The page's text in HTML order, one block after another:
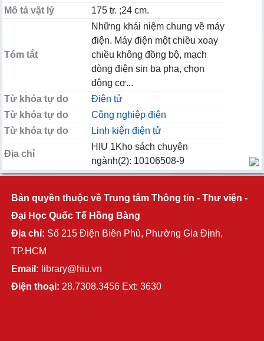
Mô tả vật lý
175 tr. ;24 cm.
Tóm tắt
Những khái niệm chung về máy
điện. Máy điện một chiều xoay
chiều không đồng bộ, mạch
dòng điện sin ba pha, chọn
động cơ...
Từ khóa tự do
Điện tử
Từ khóa tự do
Công nghiệp điện
Từ khóa tự do
Linh kiện điện tử
Địa chỉ
HIU 1Kho sách chuyên
ngành(2): 10106508-9
Bản quyền thuộc về Trung tâm Thông tin - Thư viện -
Đại Học Quốc Tế Hồng Bàng
Địa chỉ: Số 215 Điện Biên Phủ, Phường Gia Định,
TP.HCM
Email: library@hiu.vn
Điện thoại: 28.7308.3456 Ext: 3630